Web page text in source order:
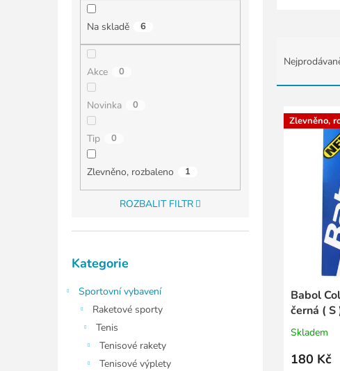
Na skladě 6
Akce 0
Novinka 0
Tip 0
Zlevněno, rozbaleno 1
ROZBALIT FILTR
kategorie
Kategorie
Sportovní vybavení
Raketové sporty
Tenis
Tenisové rakety
Tenisové výplety
e
Zlevněno,
Babol
černá ( S
Skladem
180 Kč